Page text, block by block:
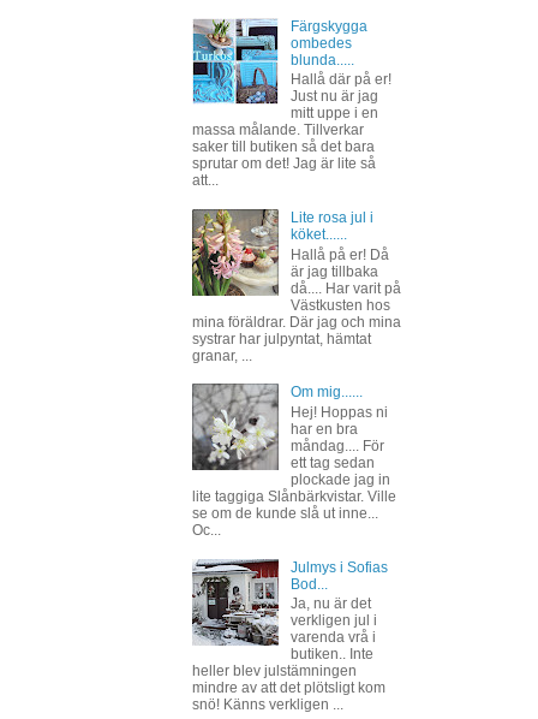
Färgskygga
ombedes
blunda.....
Hallå där på er!
Just nu är jag
mitt uppe i en
massa målande. Tillverkar
saker till butiken så det bara
sprutar om det! Jag är lite så
att...
Lite rosa jul i
köket......
Hallå på er! Då
är jag tillbaka
då.... Har varit på
Västkusten hos
mina föräldrar. Där jag och mina
systrar har julpyntat, hämtat
granar, ...
Om mig......
Hej! Hoppas ni
har en bra
måndag.... För
ett tag sedan
plockade jag in
lite taggiga Slånbärkvistar. Ville
se om de kunde slå ut inne...
Oc...
Julmys i Sofias
Bod...
Ja, nu är det
verkligen jul i
varenda vrå i
butiken.. Inte
heller blev julstämningen
mindre av att det plötsligt kom
snö! Känns verkligen ...